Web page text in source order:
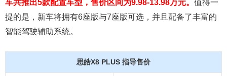
车共推出5款配置车型，售价区间为9.98-13.98万元。 值得一
提的是，新车将拥有6座版与7座版可选，并且配备了丰富的
智能驾驶辅助系统。
思皓X8 PLUS 指导售价